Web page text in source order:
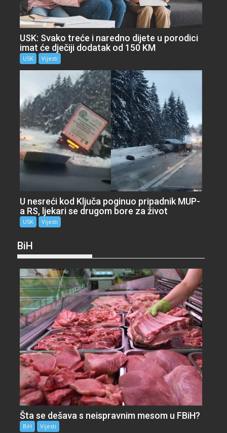
USK: Svako treće i naredno dijete u porodici
imat će dječiji dodatak od 150 KM
USK Vijesti
U nesreći kod Ključa poginuo pripadnik MUP-
a RS, ljekari se drugom bore za život
USK Vijesti
BiH
Šta se dešava s neispravnim mesom u FBiH?
BiH Vijesti